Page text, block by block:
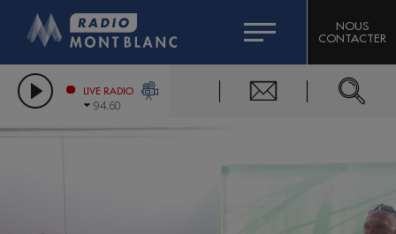
LES CHRONIQUES DE L'EXPERT
CITIZEN MACHINERY
GRAND MASSIF DOMAINES SKIABLES
COMPAGNIE DU MONT-BLANC
NOUS
CONTACTER
LIVE RADIO
94.60